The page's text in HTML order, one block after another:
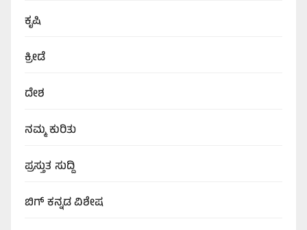
ಕೃಷಿ
ಕ್ರೀಡೆ
ದೇಶ
ನಮ್ಮ ಕುರಿತು
ಪ್ರಸ್ತುತ ಸುದ್ದಿ
ಬಿಗ್‌ ಕನ್ನಡ ವಿಶೇಷ